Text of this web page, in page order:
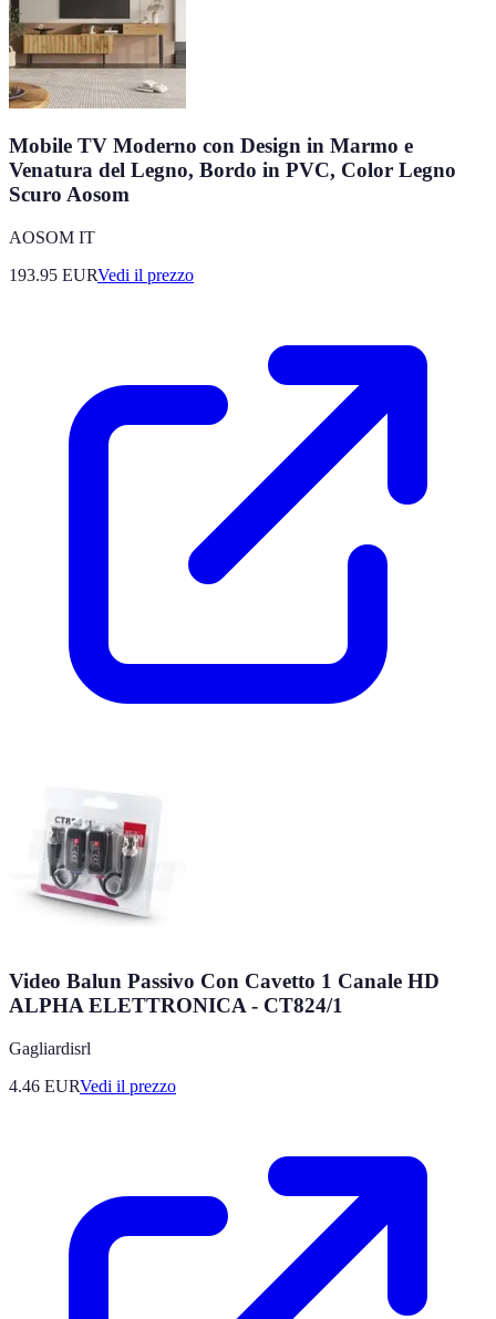
Mobile TV Moderno con Design in Marmo e
Venatura del Legno, Bordo in PVC, Color Legno
Scuro Aosom
AOSOM IT
193.95 EURVedi il prezzo
Video Balun Passivo Con Cavetto 1 Canale HD
ALPHA ELETTRONICA - CT824/1
Gagliardisrl
4.46 EURVedi il prezzo